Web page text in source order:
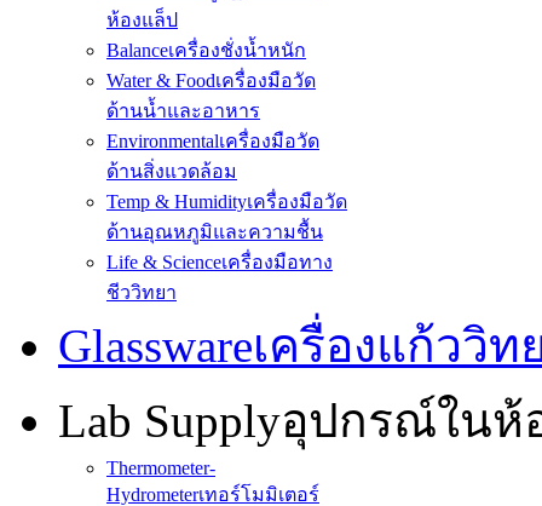
ห้องแล็ป
Balanceเครื่องชั่งน้ำหนัก
Water & Foodเครื่องมือวัด
ด้านน้ำและอาหาร
Environmentalเครื่องมือวัด
ด้านสิ่งแวดล้อม
Temp & Humidityเครื่องมือวัด
ด้านอุณหภูมิและความชื้น
Life & Scienceเครื่องมือทาง
ชีววิทยา
Glasswareเครื่องแก้ววิท
Lab Supplyอุปกรณ์ในห้
Thermometer-
Hydrometerเทอร์โมมิเตอร์